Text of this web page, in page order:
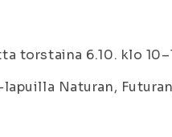
torstaina 6.10. klo
Naturan,